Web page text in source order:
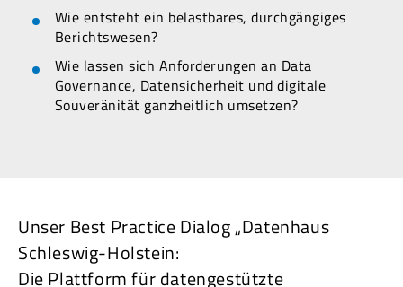
Wie entsteht ein belastbares, durchgängiges
Berichtswesen?
Wie lassen sich Anforderungen an Data
Governance, Datensicherheit und digitale
Souveränität ganzheitlich umsetzen?
Unser Best Practice Dialog „Datenhaus
Schleswig-Holstein:
Die Plattform für datengestützte